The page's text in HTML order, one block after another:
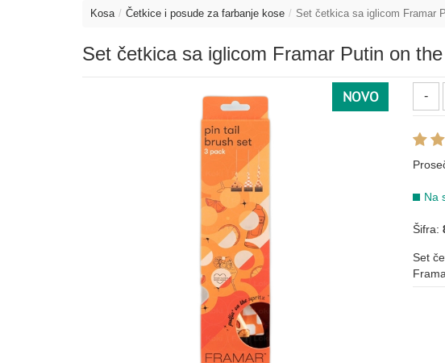
Kosa Četkice i posude za farbanje kose Set četkica sa iglicom Framar
Set četkica sa iglicom Framar Putin on
NOVO
Na
Šifra:
Set